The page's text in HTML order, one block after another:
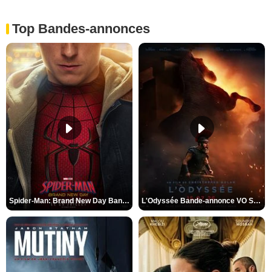
Top Bandes-annonces
Spider-Man: Brand New Day Bande-annonce VO STFR L'Odyssée Bande-annonce VO STFR